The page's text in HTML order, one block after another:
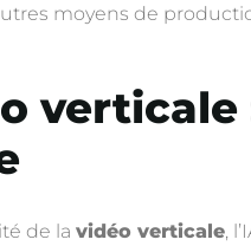
moyens de
de la vidéo verticale,